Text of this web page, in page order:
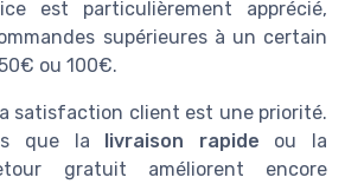
est particulièrement apprécié,
supérieures à un certain
ou 100€.
satisfaction client est une priorité.
que la livraison rapide ou la
gratuit améliorent encore